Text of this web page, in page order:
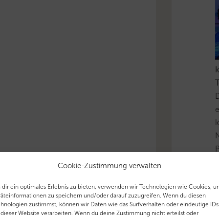
Cookie-Zustimmung verwalten
dir ein optimales Erlebnis zu bieten, verwenden wir Technologien wie Cookies,
zu speichern und/oder darauf zuzugreifen. Wenn du diesen
zustimmst, können wir Daten wie das Surfverhalten oder eindeutige IDs
Website verarbeiten. Wenn du deine Zustimmung nicht erteilst oder